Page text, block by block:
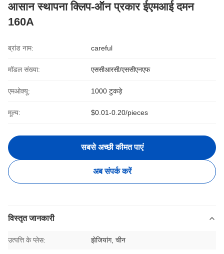
आसान स्थापना क्लिप-ऑन प्रकार ईएमआई दमन
160A
ब्रांड नाम: careful
मॉडल संख्या: एससीआरसी/एससीएनएफ
एमओक्यू: 1000 टुकड़े
मूल्य: $0.01-0.20/pieces
सबसे अच्छी कीमत पाएं
अब संपर्क करें
विस्तृत जानकारी
उत्पत्ति के प्लेस: झेजियांग, चीन